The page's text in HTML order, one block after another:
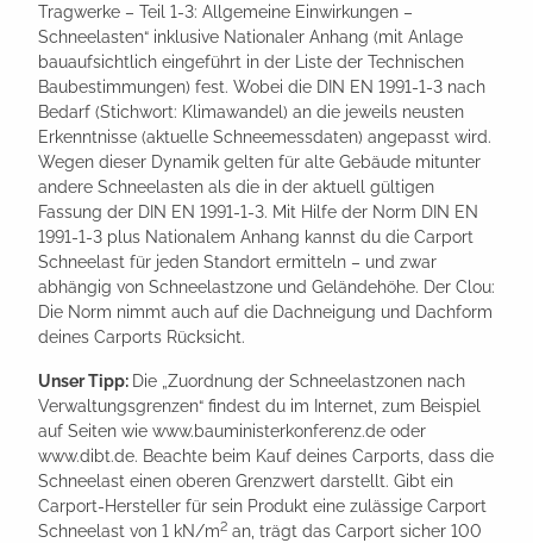
Tragwerke – Teil 1-3: Allgemeine Einwirkungen –
Schneelasten“ inklusive Nationaler Anhang (mit Anlage
bauaufsichtlich eingeführt in der Liste der Technischen
Baubestimmungen) fest. Wobei die DIN EN 1991-1-3 nach
Bedarf (Stichwort: Klimawandel) an die jeweils neusten
Erkenntnisse (aktuelle Schneemessdaten) angepasst wird.
Wegen dieser Dynamik gelten für alte Gebäude mitunter
andere Schneelasten als die in der aktuell gültigen
Fassung der DIN EN 1991-1-3. Mit Hilfe der Norm DIN EN
1991-1-3 plus Nationalem Anhang kannst du die Carport
Schneelast für jeden Standort ermitteln – und zwar
abhängig von Schneelastzone und Geländehöhe. Der Clou:
Die Norm nimmt auch auf die Dachneigung und Dachform
deines Carports Rücksicht.
Unser Tipp: Die „Zuordnung der Schneelastzonen nach
Verwaltungsgrenzen“ findest du im Internet, zum Beispiel
auf Seiten wie www.bauministerkonferenz.de oder
www.dibt.de. Beachte beim Kauf deines Carports, dass die
Schneelast einen oberen Grenzwert darstellt. Gibt ein
Carport-Hersteller für sein Produkt eine zulässige Carport
Schneelast von 1 kN/m2 an, trägt das Carport sicher 100